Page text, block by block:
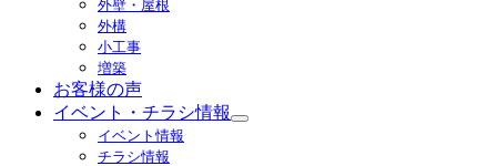
展
外壁・屋根
外構
小工事
増築
お客様の声
イベント・チラシ情報
サ
イベント情報
チラシ情報